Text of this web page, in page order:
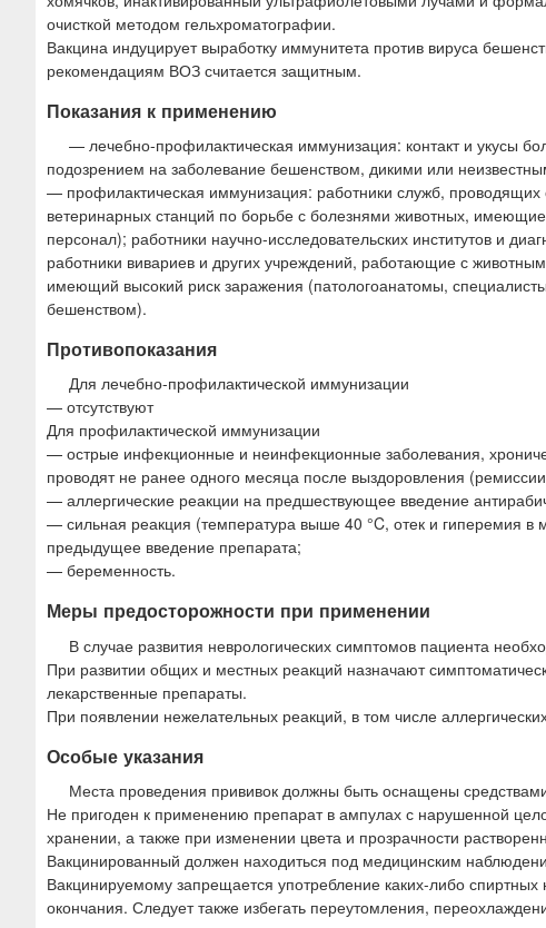
очисткой методом гельхроматографии.
Вакцина индуцирует выработку иммунитета против вируса
рекомендациям ВОЗ считается защитным.
Показания к применению
— лечебно-профилактическая иммунизация: контакт и укусы
подозрением на заболевание бешенством, дикими или
— профилактическая иммунизация: работники служб, проводящих
ветеринарных станций по борьбе с болезнями животных,
персонал); работники научно-исследовательских институтов и
работники вивариев и других учреждений, работающие с
имеющий высокий риск заражения (патологоанатомы,
бешенством).
Противопоказания
Для лечебно-профилактической иммунизации
— отсутствуют
Для профилактической иммунизации
— острые инфекционные и неинфекционные заболевания,
проводят не ранее одного месяца после выздоровления
— аллергические реакции на предшествующее введение
— сильная реакция (температура выше 40 °C, отек и гиперемия
предыдущее введение препарата;
— беременность.
Меры предосторожности при применении
В случае развития неврологических симптомов пациента
При развитии общих и местных реакций назначают
лекарственные препараты.
При появлении нежелательных реакций, в том числе
Особые указания
Места проведения прививок должны быть оснащены
Не пригоден к применению препарат в ампулах с нарушенной
хранении, а также при изменении цвета и прозрачности
Вакцинированный должен находиться под медицинским
Вакцинируемому запрещается употребление каких-либо спиртных
окончания. Следует также избегать переутомления,